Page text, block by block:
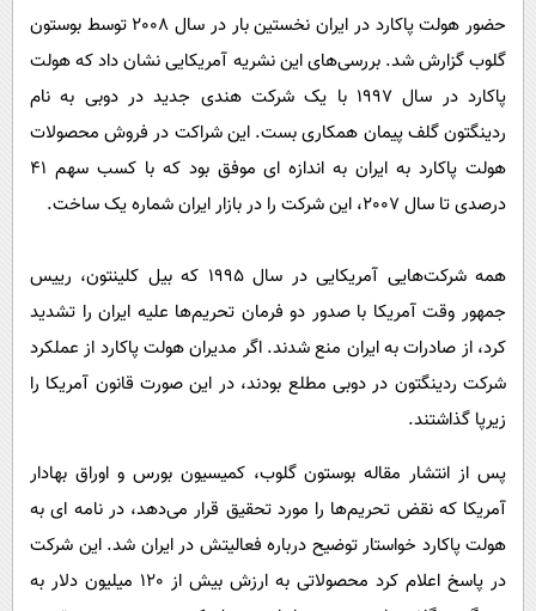
حضور هولت پاکارد در ایران نخستین بار در سال 2008 توسط بوستون
گلوب گزارش شد. بررسی‌های این نشریه آمریکایی نشان داد که هولت
پاکارد در سال 1997 با یک شرکت هندی جدید در دوبی به نام
ردینگتون گلف پیمان همکاری بست. این شراکت در فروش محصولات
هولت پاکارد به ایران به اندازه ای موفق بود که با کسب سهم 41
درصدی تا سال 2007، این شرکت را در بازار ایران شماره یک ساخت.
همه شرکت‌هایی آمریکایی در سال 1995 که بیل کلینتون، رییس
جمهور وقت آمریکا با صدور دو فرمان تحریم‌ها علیه ایران را تشدید
کرد، از صادرات به ایران منع شدند. اگر مدیران هولت پاکارد از عملکرد
شرکت ردینگتون در دوبی مطلع بودند، در این صورت قانون آمریکا را
زیرپا گذاشتند.
پس از انتشار مقاله بوستون گلوب، کمیسیون بورس و اوراق بهادار
آمریکا که نقض تحریم‌ها را مورد تحقیق قرار می‌دهد، در نامه ای به
هولت پاکارد خواستار توضیح درباره فعالیتش در ایران شد. این شرکت
در پاسخ اعلام کرد محصولاتی به ارزش بیش از 120 میلیون دلار به